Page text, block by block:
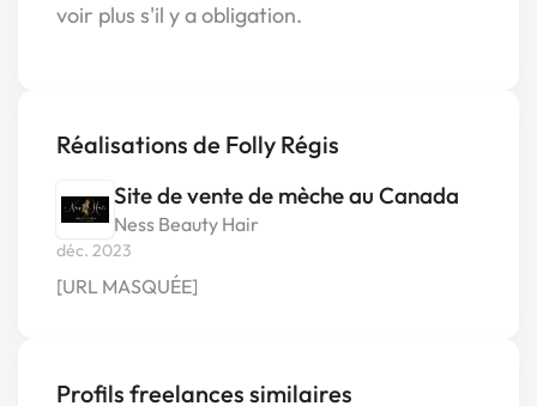
voir plus s'il y a obligation.
Réalisations de Folly Régis
Site de vente de mèche au Canada
Ness Beauty Hair
déc. 2023
[URL MASQUÉE]
Profils freelances similaires